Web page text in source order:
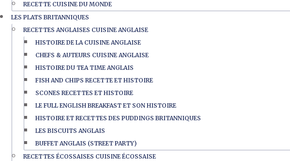
RECETTE CUISINE DU MONDE
LES PLATS BRITANNIQUES
RECETTES ANGLAISES CUISINE ANGLAISE
HISTOIRE DE LA CUISINE ANGLAISE
CHEFS & AUTEURS CUISINE ANGLAISE
HISTOIRE DU TEA TIME ANGLAIS
FISH AND CHIPS RECETTE ET HISTOIRE
SCONES RECETTES ET HISTOIRE
LE FULL ENGLISH BREAKFAST ET SON HISTOIRE
HISTOIRE ET RECETTES DES PUDDINGS BRITANNIQUES
LES BISCUITS ANGLAIS
BUFFET ANGLAIS (STREET PARTY)
RECETTES ÉCOSSAISES CUISINE ÉCOSSAISE